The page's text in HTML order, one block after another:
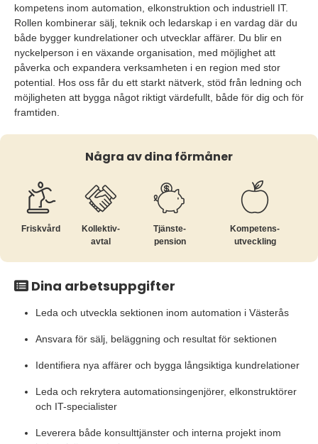
kompetens inom automation, elkonstruktion och industriell IT.
Rollen kombinerar sälj, teknik och ledarskap i en vardag där du
både bygger kundrelationer och utvecklar affärer. Du blir en
nyckelperson i en växande organisation, med möjlighet att
påverka och expandera verksamheten i en region med stor
potential. Hos oss får du ett starkt nätverk, stöd från ledning och
möjligheten att bygga något riktigt värdefullt, både för dig och för
framtiden.
Några av dina förmåner
Friskvård
Kollektiv­
avtal
Tjänste­
pension
Kompetens­
utveckling
Dina arbetsuppgifter
Leda och utveckla sektionen inom automation i Västerås
Ansvara för sälj, beläggning och resultat för sektionen
Identifiera nya affärer och bygga långsiktiga kundrelationer
Leda och rekrytera automationsingenjörer, elkonstruktörer
och IT-specialister
Leverera både konsulttjänster och interna projekt inom